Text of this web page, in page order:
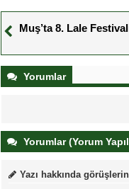
Muş’ta 8. Lale
Yorumlar
Yorumlar (Yorum
Yazı hakkında